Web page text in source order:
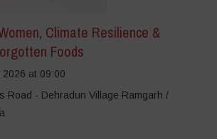
Climate Resilience &
Foods
2026 at 09:00
Road - Dehradun Village Ramgarh /